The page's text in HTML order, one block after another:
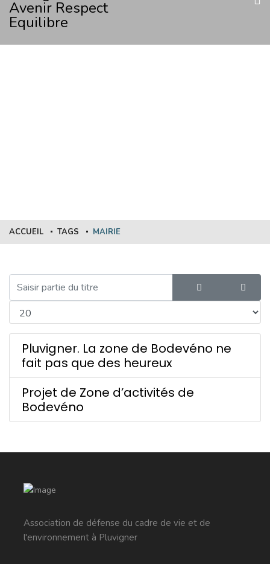
ACCUEIL TAGS MAIRIE
Pluvigner. La zone de Bodevéno ne
fait pas que des heureux
Projet de Zone d’activités de
Bodevéno
Association de défense du cadre de vie et de
l'environnement à Pluvigner